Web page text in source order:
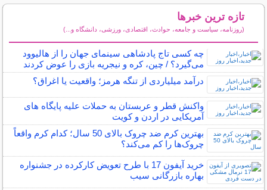
تازه ترین خبرها
(روزنامه، سیاست و جامعه، حوادث، اقتصادی، ورزشی، دانشگاه و...)
چه کسی تاج پادشاهی سینمای جهان را از هالیوود
می‌گیرد؟ / چین، کره و نیجریه بازی را عوض کردند
درآمد میلیاردی از تنگه هرمز؛ واقعیت یا اغراق؟
واکنش قطر و عربستان به حملات علیه پایگاه های
آمریکایی در اردن و کویت
بهترین کرم ضد چروک بالای 50 سال؛ کدام کرم واقعاً
چروک‌ها را کم می‌کند؟
خرید آیفون 17 با طرح تعویض کارکرده در جشنواره
بهاره بازرگانی سیب